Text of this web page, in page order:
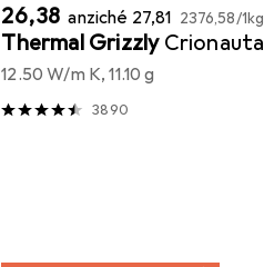
EUR
26,38 anziché EUR
27,81 EUR
2376,58/1kg
Thermal Grizzly Crionauta
12.50 W/m K, 11.10 g
3890